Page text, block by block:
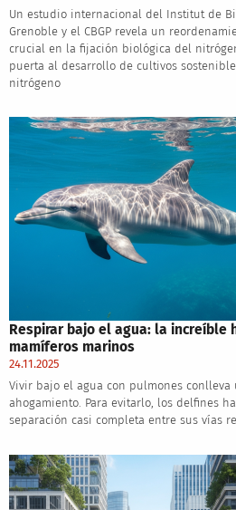
Un estudio internacional del Institut de
Grenoble y el CBGP revela un
crucial en la fijación biológica del
puerta al desarrollo de cultivos
nitrógeno
Respirar bajo el agua: la
mamíferos marinos
24.11.2025
Vivir bajo el agua con pulmones conlleva
ahogamiento. Para evitarlo, los delfines
separación casi completa entre sus vías